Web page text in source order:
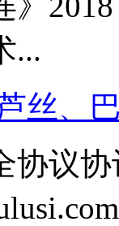
...
丝、
协议